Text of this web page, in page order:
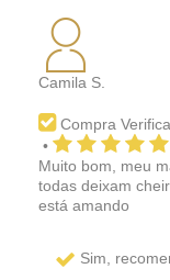
Camila S.
Compra
•
Muito bom, meu
todas deixam
está amando
Sim,